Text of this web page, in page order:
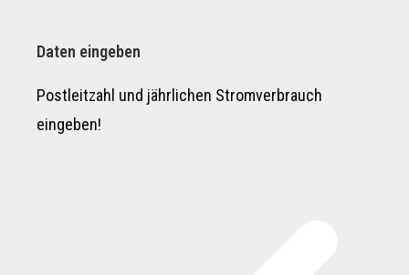
Daten eingeben
Postleitzahl und jährlichen Stromverbrauch
eingeben!